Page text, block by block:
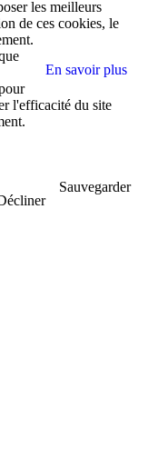
les meilleurs
de ces cookies, le
En savoir plus
l'efficacité du site
Sauvegarder